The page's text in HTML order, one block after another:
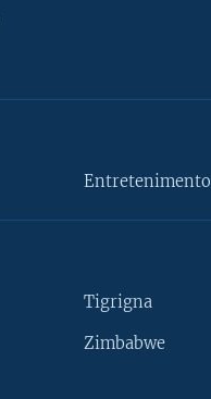
Entretenimento
Tigrigna
Zimbabwe